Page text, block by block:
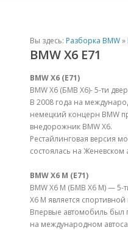
Вы здесь: Разборка BMW»
BMW X6 E71
BMW X6 (E71)
BMW X6 (БМВ Х6)- 5-ти
В 2008 года на
немецкий концерн BMW
внедорожник BMW X6.
Рестайлинговая версия
состоялась на Женевском
BMW X6 M (E71)
BMW X6 M (БМВ Х6 М) —
Х6 М является спортивной
Впервые автомобиль был
на международном